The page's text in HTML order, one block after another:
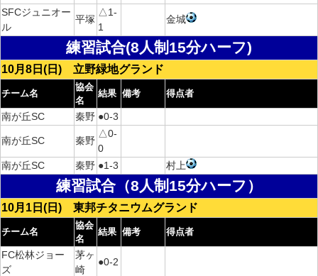
SFCジュニオー
ル
平塚
△1-
1
金城
練習試合(8人制15分ハーフ)
10月8日(日) 立野緑地グランド
チーム名
協会
名
結果 備考 得点者
南が丘SC 秦野 ●0-3
南が丘SC 秦野
△0-
0
南が丘SC
秦野 ●1-3 村上
練習試合（8人制15分ハーフ）
10月1日(日) 東邦チタニウムグランド
チーム名
協会
名
結果 備考 得点者
FC松林ジョー
ズ
茅ヶ
崎
●0-2